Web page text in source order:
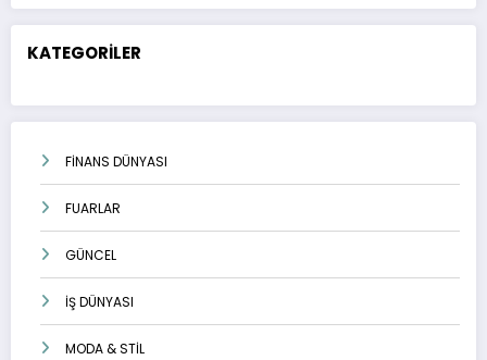
KATEGORİLER
FİNANS DÜNYASI
FUARLAR
GÜNCEL
İŞ DÜNYASI
MODA & STİL